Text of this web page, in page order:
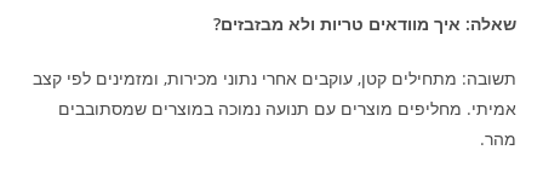
שאלה: איך מוודאים טריות ולא מבזבזים?
תשובה: מתחילים קטן, עוקבים אחרי נתוני מכירות, ומזמינים לפי קצב
אמיתי. מחליפים מוצרים עם תנועה נמוכה במוצרים שמסתובבים
מהר.